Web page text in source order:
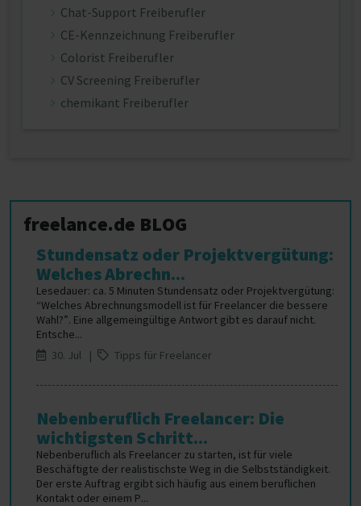
Chat-Support Freiberufler
CE-Kennzeichnung Freiberufler
Colorist Freiberufler
CV Screening Freiberufler
chemikant Freiberufler
freelance.de BLOG
Stundensatz oder Projektvergütung:
Welches Abrechn...
Lesedauer: ca. 5 Minuten Stundensatz oder Projektvergütung:
“Welches Abrechnungsmodell ist für Freelancer die bessere
Wahl?”. Eine allgemeingültige Antwort gibt es darauf nicht.
Entsche...
30. Jul |
Tipps für Freelancer
Nebenberuflich Freelancer: Die
wichtigsten Schritt...
Nebenberuflich als Freelancer zu starten, ist für viele
Beschäftigte der realistischste Weg in die Selbstständigkeit.
Der erste Auftrag ergibt sich häufig aus einem beruflichen
Kontakt oder einem P...